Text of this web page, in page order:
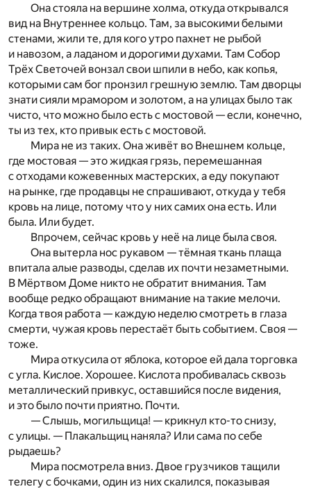
Она стояла на вершине холма, откуда открывался
вид на Внутреннее кольцо. Там, за высокими белыми
стенами, жили те, для кого утро пахнет не рыбой
и навозом, а ладаном и дорогими духами. Там Собор
Трёх Светочей вонзал свои шпили в небо, как копья,
которыми сам бог пронзил грешную землю. Там дворцы
знати сияли мрамором и золотом, а на улицах было так
чисто, что можно было есть с мостовой — если, конечно,
ты из тех, кто привык есть с мостовой.
Мира не из таких. Она живёт во Внешнем кольце,
где мостовая — это жидкая грязь, перемешанная
с отходами кожевенных мастерских, а еду покупают
на рынке, где продавцы не спрашивают, откуда у тебя
кровь на лице, потому что у них самих она есть. Или
была. Или будет.
Впрочем, сейчас кровь у неё на лице была своя.
Она вытерла нос рукавом — тёмная ткань плаща
впитала алые разводы, сделав их почти незаметными.
В Мёртвом Доме никто не обратит внимания. Там
вообще редко обращают внимание на такие мелочи.
Когда твоя работа — каждую неделю смотреть в глаза
смерти, чужая кровь перестаёт быть событием. Своя —
тоже.
Мира откусила от яблока, которое ей дала торговка
с угла. Кислое. Хорошее. Кислота пробивалась сквозь
металлический привкус, оставшийся после видения,
и это было почти приятно. Почти.
— Слышь, могильщица! — крикнул кто-то снизу,
с улицы. — Плакальщиц наняла? Или сама по себе
рыдаешь?
Мира посмотрела вниз. Двое грузчиков тащили
телегу с бочками, один из них скалился, показывая